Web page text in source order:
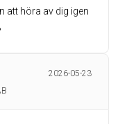
att höra av dig igen
2026-05-23